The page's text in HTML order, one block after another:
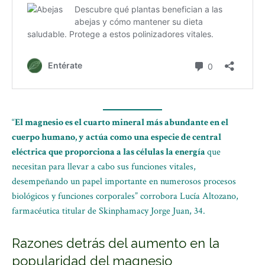
“El magnesio es el cuarto mineral más abundante en el
cuerpo humano, y actúa como una especie de central
eléctrica que proporciona a las células la energíaque
necesitan para llevar a cabo sus funciones vitales,
desempeñando un papel importante en numerosos procesos
biológicos y funciones corporales” corrobora Lucía Altozano,
farmacéutica titular de Skinphamacy Jorge Juan, 34.
Razones detrás del aumento en la
popularidad del magnesio